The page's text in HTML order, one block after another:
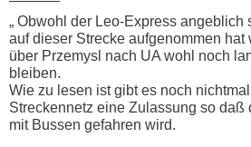
„ Obwohl der Leo-Express angeblich
auf dieser Strecke aufgenommen hat
über Przemysl nach UA wohl noch
bleiben.
Wie zu lesen ist gibt es noch
Streckennetz eine Zulassung so daß
mit Bussen gefahren wird.